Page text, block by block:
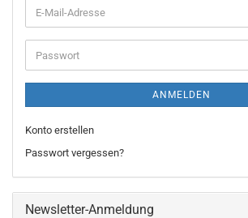
E-
Mail-
Adresse
Passwort
ANMELDEN
Konto erstellen
Passwort vergessen?
Newsletter-Anmeldung